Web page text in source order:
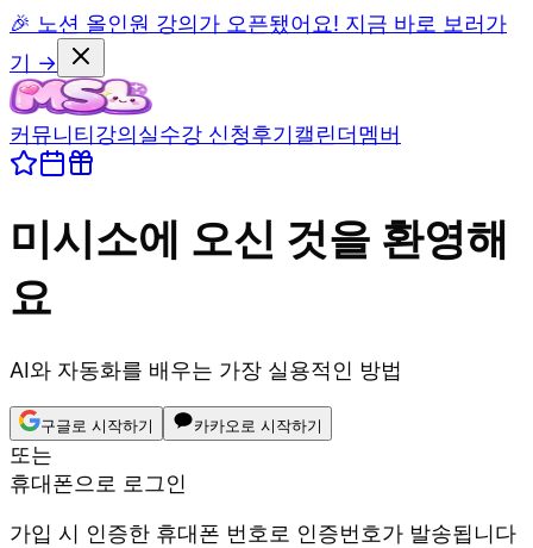
🎉 노션 올인원 강의가 오픈됐어요! 지금 바로 보러가
기 →
커뮤니티강의실수강 신청후기캘린더멤버
미시소에 오신 것을 환영해
요
AI와 자동화를 배우는 가장 실용적인 방법
구글로 시작하기 카카오로 시작하기
또는
휴대폰으로 로그인
가입 시 인증한 휴대폰 번호로 인증번호가 발송됩니다